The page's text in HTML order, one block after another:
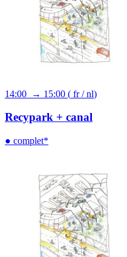
14:00 → 15:00 ( fr/nl)
Recypark + canal
● complet*